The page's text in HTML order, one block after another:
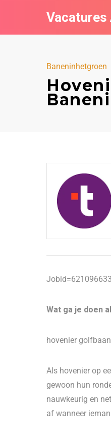
Vacatures
Baneninhetgroen
Wat ga je doen
hovenier
Als hovenier op
gewoon hun
nauwkeurig en
af wanneer